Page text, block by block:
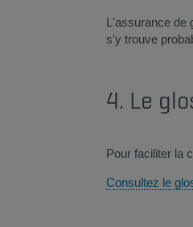
L'assurance de
s'y trouve
4. Le
Pour faciliter la
Consultez le